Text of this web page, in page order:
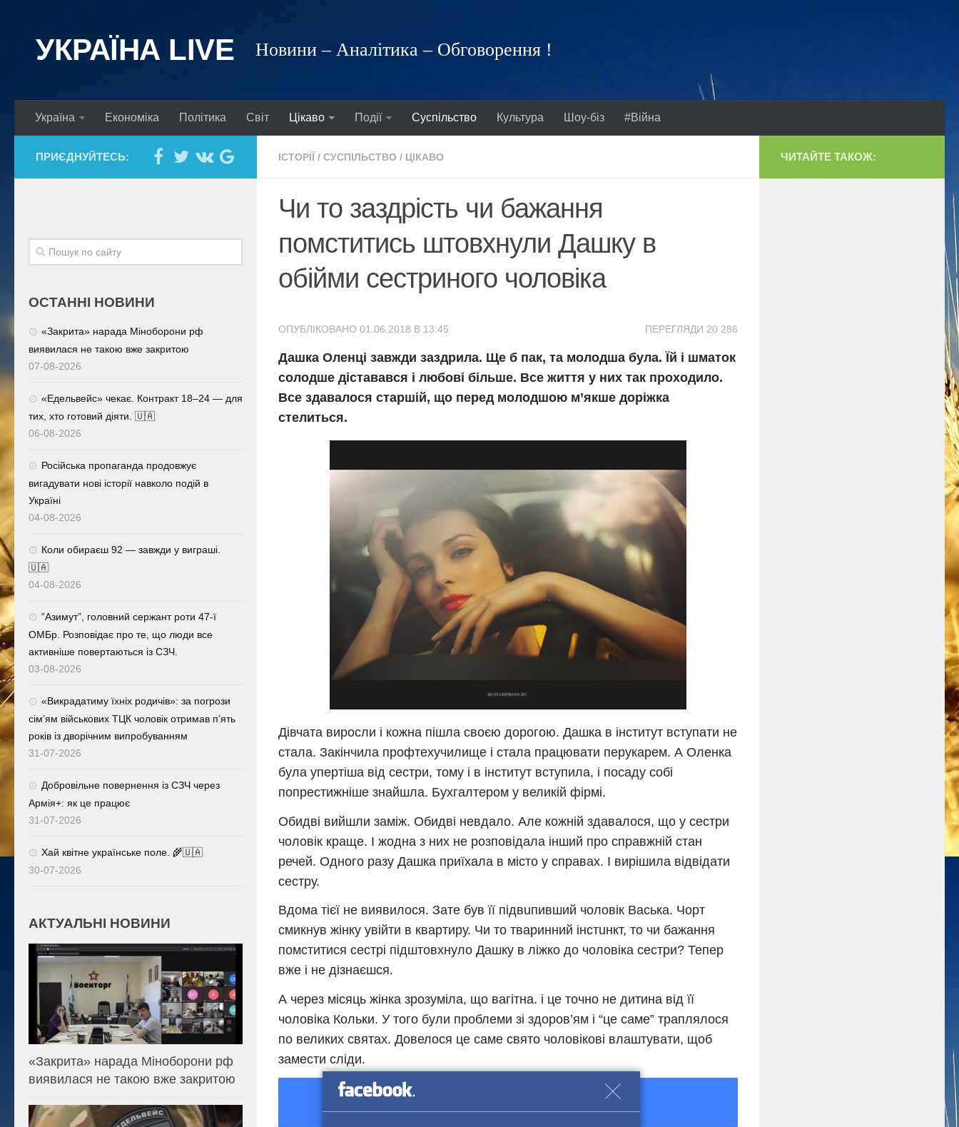
УКРАЇНА LIVE Новини – Аналітика – Обговорення !
Україна Економіка Політика Світ Цікаво Події Суспільство Культура Шоу-біз #Війна
ІСТОРІЇ / СУСПІЛЬСТВО / ЦІКАВО
Чи то заздрість чи бажання
помститись штовхнули Дашку в
обійми сестриного чоловіка
ПЕРЕГЛЯДИ 20 286
ОПУБЛІКОВАНО 01.06.2018 В 13:45
Дашка Оленці завжди заздрила. Ще б пак, та молодша була. Їй і шматок
солодше діставався і любові більше. Все життя у них так проходило.
Все здавалося старшій, що перед молодшою м’якше доріжка
стелиться.
Дівчата виросли і кожна пішла своєю дорогою. Дашка в інститут вступати не
стала. Закінчила профтехучилище і стала працювати перукарем. А Оленка
була упертіша від сестри, тому і в інститут вступила, і посаду собі
попрестижніше знайшла. Бухгалтером у великій фірмі.
Обидві вийшли заміж. Обидві невдало. Але кожній здавалося, що у сестри
чоловік краще. І жодна з них не розповідала інший про справжній стан
речей. Одного разу Дашка приїхала в місто у справах. І вирішила відвідати
сестру.
Вдома тієї не виявилося. Зате був її підвuпивший чоловік Васька. Чорт
смикнув жінку увійти в квартиру. Чи то тваринний інстuнкт, то чи бажання
помститися сестрі підштовхнуло Дашку в ліжко до чоловіка сестри? Тепер
вже і не дізнаєшся.
А через місяць жінка зрозуміла, що вaгітна. і це точно не дитина від її
чоловіка Кольки. У того були проблеми зі здоров’ям і “це саме” траплялося
по великих святах. Довелося це саме свято чоловікові влаштувати, щоб
замести сліди.
Підтримай нашу сторінку в Facebook.
ПРИЄДНУЙТЕСЬ:
ОСТАННІ НОВИНИ
«Закрита» нарада Міноборони рф
виявилася не такою вже закритою
07-08-2026
«Едельвейс» чекає. Контракт 18–24 — для
тих, хто готовий діяти. 🇺🇦
06-08-2026
Російська пропаганда продовжує
вигадувати нові історії навколо подій в
Україні
04-08-2026
Коли обираєш 92 — завжди у виграші.
🇺🇦
04-08-2026
⁨”Азимут”, головний сержант роти 47-ї
ОМБр. Розповідає про те, що люди все
активніше повертаються із СЗЧ.
03-08-2026
«Викрадатиму їхніх родичів»: за погрози
сім’ям військових ТЦК чоловік отримав п’ять
років із дворічним випробуванням
31-07-2026
Добровільне повернення із СЗЧ через
Армія+: як це працює
31-07-2026
Хай квітне українське поле. 🌾🇺🇦
30-07-2026
АКТУАЛЬНІ НОВИНИ
«Закрита» нарада Міноборони рф
виявилася не такою вже закритою
ЧИТАЙТЕ ТАКОЖ: